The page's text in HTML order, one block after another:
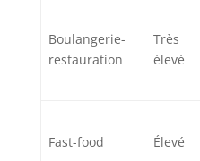
Boulangerie-
restauration
Très
élevé
Fast-food Élevé